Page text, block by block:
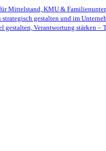
Mittelstand, KMU &
strategisch gestalten und im
gestalten, Verantwortung stärken